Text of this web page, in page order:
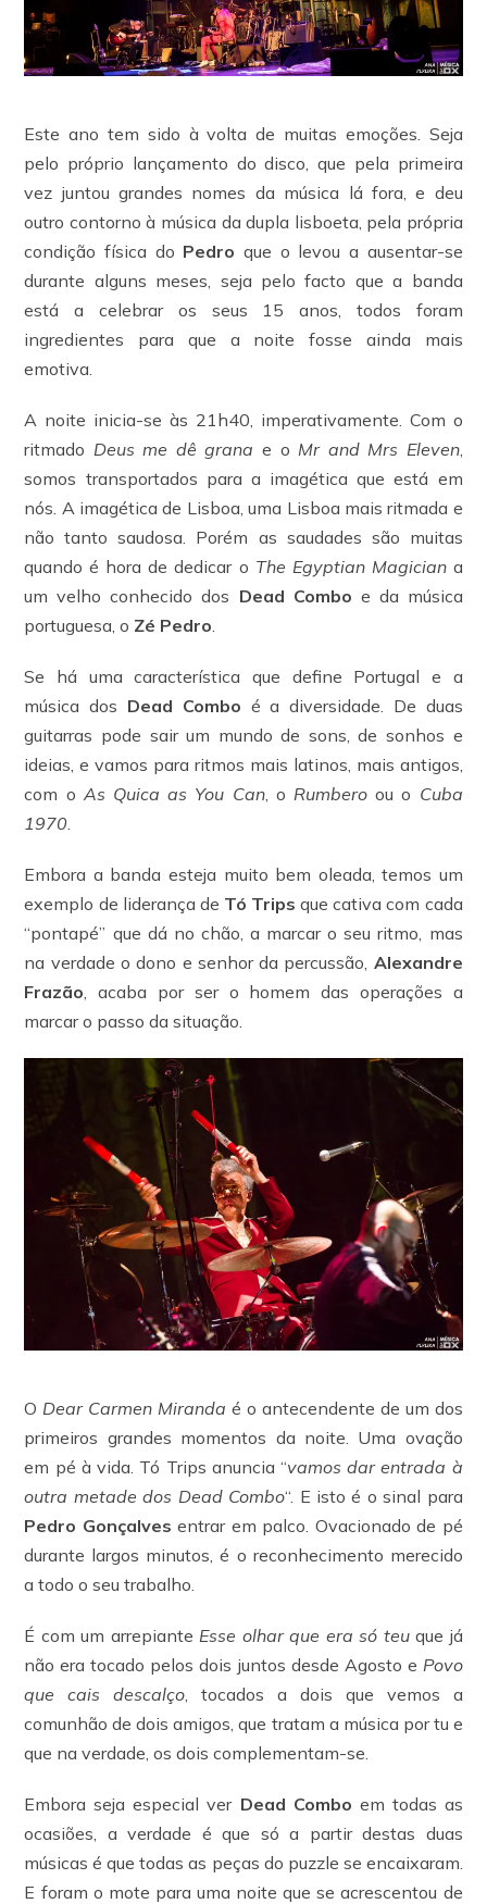
Este ano tem sido à volta de muitas emoções. Seja
pelo próprio lançamento do disco, que pela primeira
vez juntou grandes nomes da música lá fora, e deu
outro contorno à música da dupla lisboeta, pela própria
condição física do Pedro que o levou a ausentar-se
durante alguns meses, seja pelo facto que a banda
está a celebrar os seus 15 anos, todos foram
ingredientes para que a noite fosse ainda mais
emotiva.
A noite inicia-se às 21h40, imperativamente. Com o
ritmado Deus me dê grana e o Mr and Mrs Eleven,
somos transportados para a imagética que está em
nós. A imagética de Lisboa, uma Lisboa mais ritmada e
não tanto saudosa. Porém as saudades são muitas
quando é hora de dedicar o The Egyptian Magiciana
um velho conhecido dos Dead Combo e da música
portuguesa, o Zé Pedro
Se há uma característica que define Portugal e a
música dos Dead Combo é a diversidade. De duas
guitarras pode sair um mundo de sons, de sonhos e
ideias, e vamos para ritmos mais latinos, mais antigos,
com o As Quica as You Can, o Rumbero ou o Cuba
1970
Embora a banda esteja muito bem oleada, temos um
exemplo de liderança de Tó Trips que cativa com cada
“pontapé” que dá no chão, a marcar o seu ritmo, mas
na verdade o dono e senhor da percussão, Alexandre
Frazão , acaba por ser o homem das operações a
marcar o passo da situação.
O Dear Carmen Miranda é o antecendente de um dos
primeiros grandes momentos da noite. Uma ovação
em pé à vida. Tó Trips anuncia “vamos dar entrada à
outra metade dos Dead Combo“. E isto é o sinal para
Pedro Gonçalves entrar em palco. Ovacionado de pé
durante largos minutos, é o reconhecimento merecido
a todo o seu trabalho.
É com um arrepiante Esse olhar que era só teuque já
não era tocado pelos dois juntos desde Agosto e Povo
que cais descalço , tocados a dois que vemos a
comunhão de dois amigos, que tratam a música por tu e
que na verdade, os dois complementam-se.
Embora seja especial ver Dead Combo em todas as
ocasiões, a verdade é que só a partir destas duas
músicas é que todas as peças do puzzle se encaixaram.
E foram o mote para uma noite que se acrescentou de